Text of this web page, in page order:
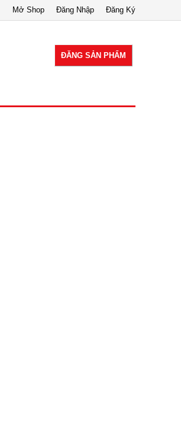
Đăng Ký
Đăng Nhập
Mở Shop
ĐĂNG SẢN PHẨM